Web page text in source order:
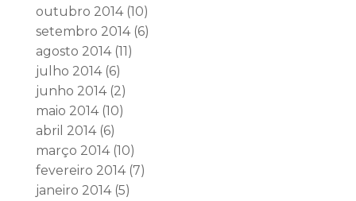
outubro 2014(10)
setembro 2014(6)
agosto 2014(11)
julho 2014(6)
junho 2014(2)
maio 2014(10)
abril 2014(6)
março 2014(10)
fevereiro 2014(7)
janeiro 2014(5)